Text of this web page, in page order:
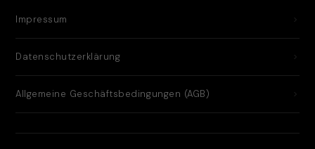
Impressum
Datenschutzerklärung
Allgemeine Geschäftsbedingungen (AGB)